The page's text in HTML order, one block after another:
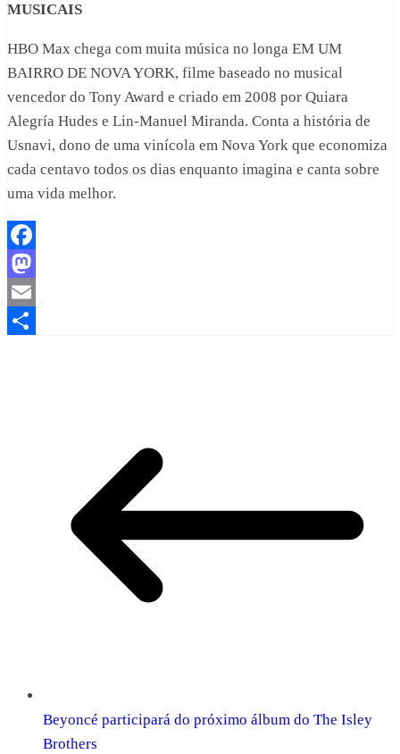
MUSICAIS
HBO Max chega com muita música no longa EM UM
BAIRRO DE NOVA YORK, filme baseado no musical
vencedor do Tony Award e criado em 2008 por Quiara
Alegría Hudes e Lin-Manuel Miranda. Conta a história de
Usnavi, dono de uma vinícola em Nova York que economiza
cada centavo todos os dias enquanto imagina e canta sobre
uma vida melhor.
Facebook
Mastodon
Email
Beyoncé participará do próximo álbum do The Isley
Brothers